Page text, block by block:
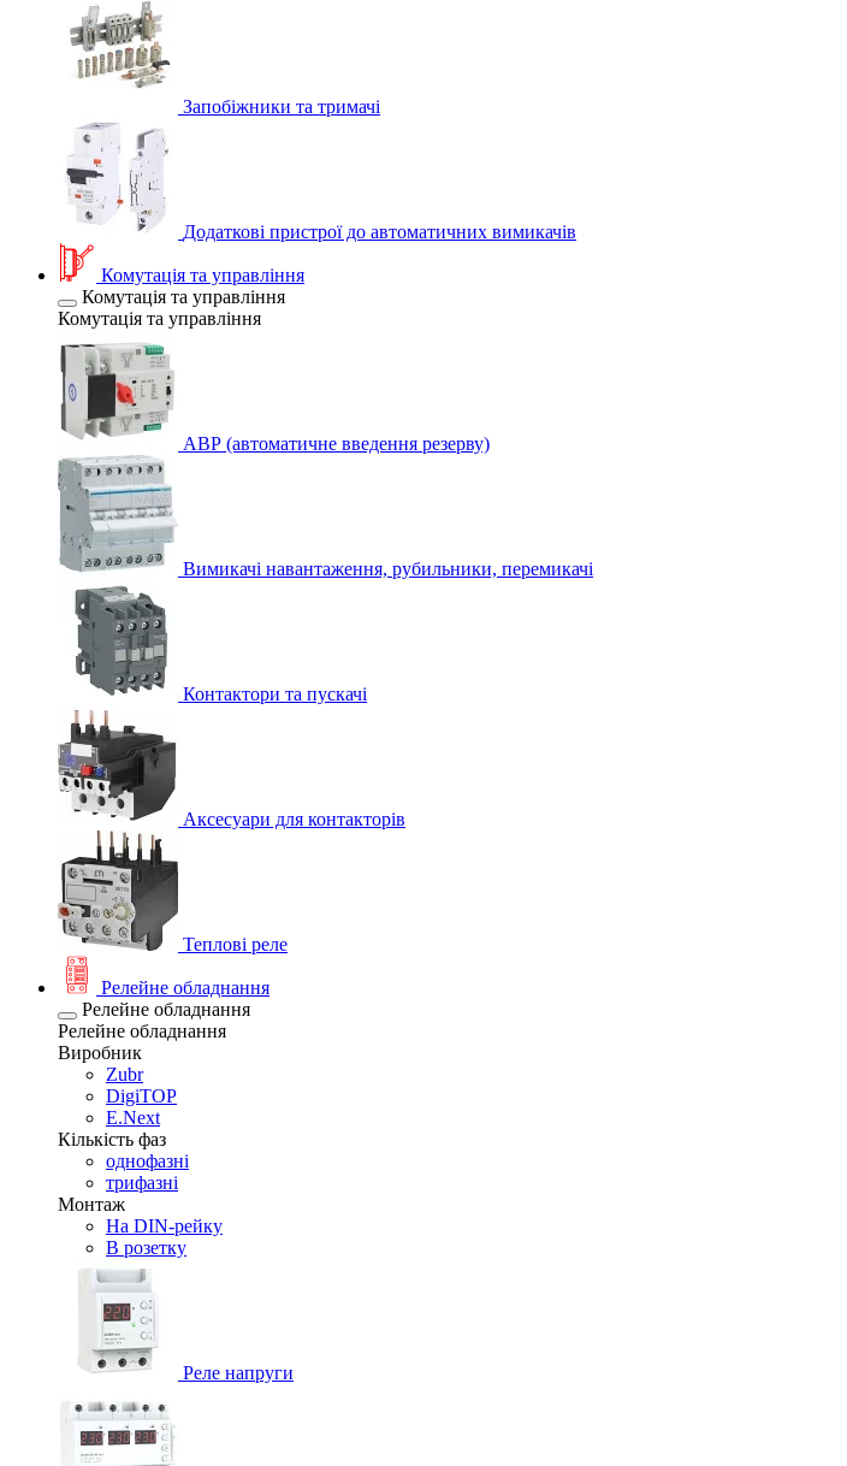
Запобіжники та тримачі
Додаткові пристрої до автоматичних вимикачів
Комутація та управління
Комутація та управління
Комутація та управління
АВР (автоматичне введення резерву)
Вимикачі навантаження, рубильники, перемикачі
Контактори та пускачі
Аксесуари для контакторів
Теплові реле
Релейне обладнання
Релейне обладнання
Релейне обладнання
Виробник
Zubr
DigiTOP
E.Next
Кількість фаз
однофазні
трифазні
Монтаж
На DIN-рейку
В розетку
Реле напруги